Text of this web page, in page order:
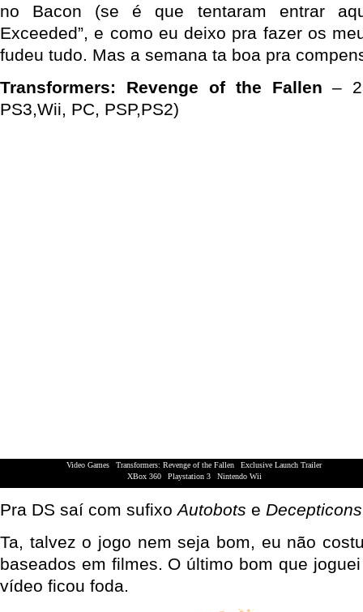
no Bacon (se é que tentaram entrar
Exceeded”, e como eu deixo pra fazer os
fudeu tudo. Mas a semana ta boa pra
Transformers: Revenge of the Fallen –
PS3,Wii, PC, PSP,PS2)
Video Games |Transformers: Revenge of the Fallen |Exclusive Launch Trailer
XBox 360
Playstation 3 Nintendo Wii
Pra DS saí com sufixoAutobots e Decepticons
Ta, talvez o jogo nem seja bom, eu não
baseados em filmes. O último bom que
vídeo ficou foda.